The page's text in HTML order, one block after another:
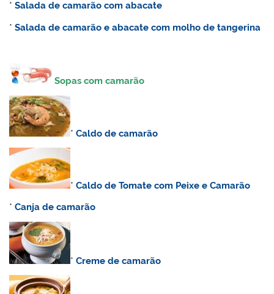
*Salada de camarão com abacate
*Salada de camarão e abacate com molho de tangerina
Sopas com camarão
*Caldo de camarão
*Caldo de Tomate com Peixe e Camarão
*Canja de camarão
*Creme de camarão